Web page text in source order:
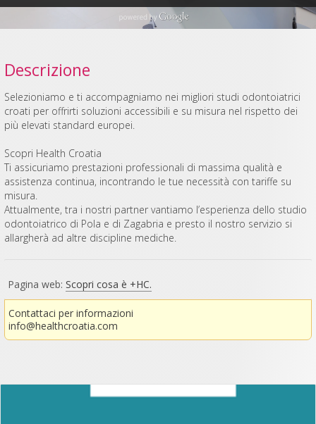
Descrizione
Selezioniamo e ti accompagniamo nei migliori studi odontoiatrici
croati per offrirti soluzioni accessibili e su misura nel rispetto dei
più elevati standard europei.
Scopri Health Croatia
Ti assicuriamo prestazioni professionali di massima qualità e
assistenza continua, incontrando le tue necessità con tariffe su
misura.
Attualmente, tra i nostri partner vantiamo l’esperienza dello studio
odontoiatrico di Pola e di Zagabria e presto il nostro servizio si
allargherà ad altre discipline mediche.
Pagina web: Scopri cosa è +HC.
Contattaci per informazioni
info@healthcroatia.com